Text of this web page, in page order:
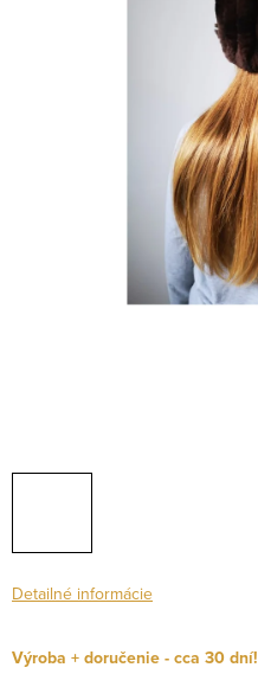
Detailné informácie
Výroba + doručenie - cca 30 dní!